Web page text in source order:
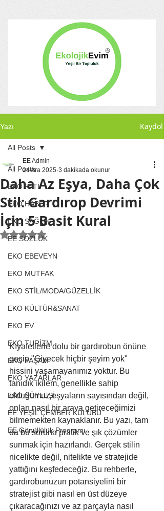
Yazı Kaydol
All Posts
EKO PATİ
EKO HABER
EKO SAĞLIK
EE SÖZLÜK
EKO EBEVEYN
EKO MUTFAK
EKO STİL/MODA/GÜZELLİK
EKO KÜLTÜR&SANAT
EKO EV
EKO TURİZM
EKO YAŞAM
EKO YAZARLAR
EKO SÖYLEŞİ
EE YEŞİL ÇEMBER KULÜBÜ
EE Gönüllülük Programı
All Posts
Daha Az Eşya, Daha Çok
Stil: Gardırop Devrimi
İçin 5 Basit Kural
EE Admin
24 Ara 2025 3 dakikada okunur
5 üzerinden NaN yıldız
Kıyafetlerle dolu bir gardırobun önüne
geçip "Giyecek hiçbir şeyim yok"
hissini yaşamayanımız yoktur. Bu
tanıdık ikilem, genellikle sahip
olduğumuz eşyaların sayısından değil,
onları nasıl bir araya getireceğimizi
bilmemekten kaynaklanır. Bu yazı, tam
da bu soruna pratik ve şık çözümler
sunmak için hazırlandı. Gerçek stilin
nicelikte değil, nitelikte ve stratejide
yattığını keşfedeceğiz. Bu rehberle,
gardırobunuzun potansiyelini bir
stratejist gibi nasıl en üst düzeye
çıkaracağınızı ve az parçayla nasıl